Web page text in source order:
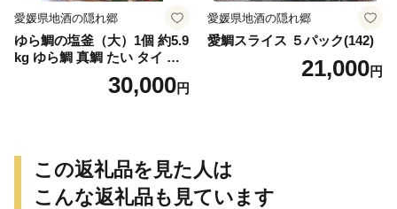
愛媛県地酒の隠れ郷
ゆら鯛の塩釜（大）1個 約5.9
kg ゆら鯛 真鯛 たい タイ 鯛
塩釜焼き 塩釜 魚 魚介類 海鮮
祝い事 お祝い ハレの日 食品
30,000円
愛媛県地酒の隠れ郷
愛鯛スライス ５パック(142)
21,000円
この返礼品を見た人は
こんな返礼品も見ています